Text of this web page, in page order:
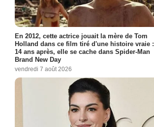
En 2012, cette actrice jouait la mère de Tom
Holland dans ce film tiré d'une histoire vraie :
14 ans après, elle se cache dans Spider-Man
Brand New Day
vendredi 7 août 2026